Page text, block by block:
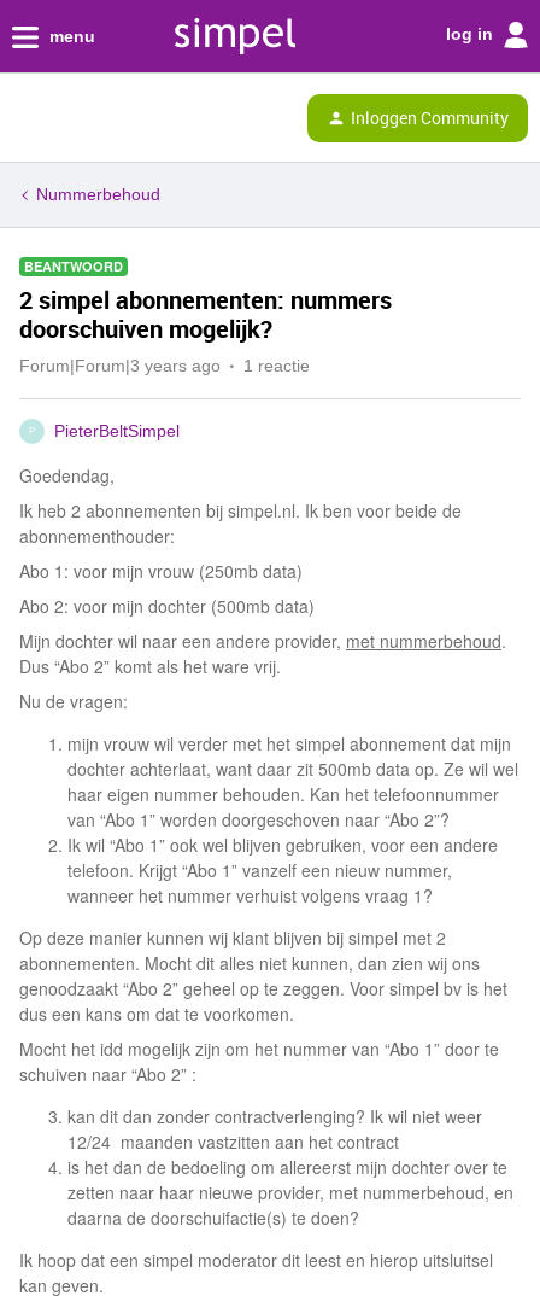
menu log in
Inloggen Community
Nummerbehoud
BEANTWOORD
2 simpel abonnementen: nummers
doorschuiven mogelijk?
Forum|Forum|3 years ago 1 reactie
P PieterBeltSimpel
Goedendag,
Ik heb 2 abonnementen bij simpel.nl. Ik ben voor beide de
abonnementhouder:
Abo 1: voor mijn vrouw (250mb data)
Abo 2: voor mijn dochter (500mb data)
Mijn dochter wil naar een andere provider, met nummerbehoud.
Dus “Abo 2” komt als het ware vrij.
Nu de vragen:
mijn vrouw wil verder met het simpel abonnement dat mijn
dochter achterlaat, want daar zit 500mb data op. Ze wil wel
haar eigen nummer behouden. Kan het telefoonnummer
van “Abo 1” worden doorgeschoven naar “Abo 2”?
Ik wil “Abo 1” ook wel blijven gebruiken, voor een andere
telefoon. Krijgt “Abo 1” vanzelf een nieuw nummer,
wanneer het nummer verhuist volgens vraag 1?
Op deze manier kunnen wij klant blijven bij simpel met 2
abonnementen. Mocht dit alles niet kunnen, dan zien wij ons
genoodzaakt “Abo 2” geheel op te zeggen. Voor simpel bv is het
dus een kans om dat te voorkomen.
Mocht het idd mogelijk zijn om het nummer van “Abo 1” door te
schuiven naar “Abo 2” :
kan dit dan zonder contractverlenging? Ik wil niet weer
12/24 maanden vastzitten aan het contract
is het dan de bedoeling om allereerst mijn dochter over te
zetten naar haar nieuwe provider, met nummerbehoud, en
daarna de doorschuifactie(s) te doen?
Ik hoop dat een simpel moderator dit leest en hierop uitsluitsel
kan geven.